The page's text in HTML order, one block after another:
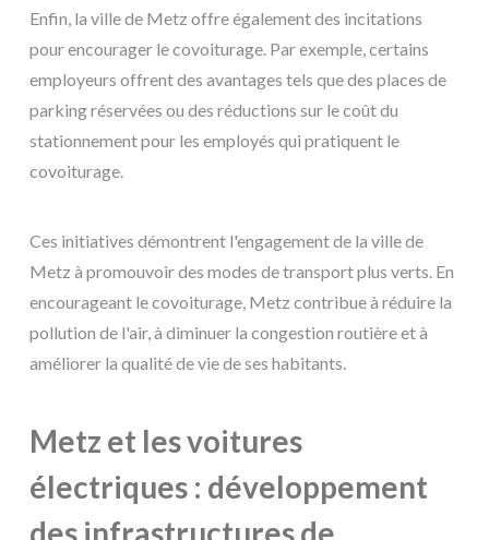
Enfin, la ville de Metz offre également des incitations
pour encourager le covoiturage. Par exemple, certains
employeurs offrent des avantages tels que des places de
parking réservées ou des réductions sur le coût du
stationnement pour les employés qui pratiquent le
covoiturage.
Ces initiatives démontrent l'engagement de la ville de
Metz à promouvoir des modes de transport plus verts. En
encourageant le covoiturage, Metz contribue à réduire la
pollution de l'air, à diminuer la congestion routière et à
améliorer la qualité de vie de ses habitants.
Metz et les voitures
électriques : développement
des infrastructures de